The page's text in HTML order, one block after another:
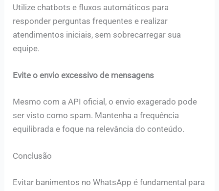
Utilize chatbots e fluxos automáticos para
responder perguntas frequentes e realizar
atendimentos iniciais, sem sobrecarregar sua
equipe.
Evite o envio excessivo de mensagens
Mesmo com a API oficial, o envio exagerado pode
ser visto como spam. Mantenha a frequência
equilibrada e foque na relevância do conteúdo.
Conclusão
Evitar banimentos no WhatsApp é fundamental para